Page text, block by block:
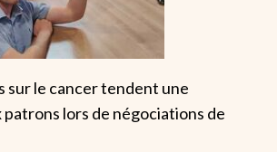
sur le cancer tendent une
patrons lors de négociations de